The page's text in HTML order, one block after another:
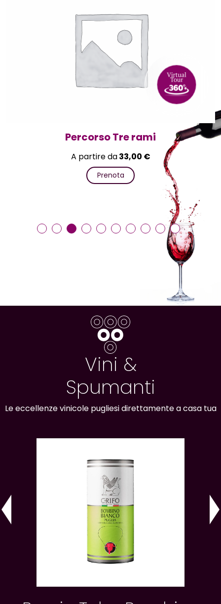
Percorso Tre rami
A partire da33,00 €
Prenota
Vini &
Spumanti
Le eccellenze vinicole pugliesi direttamente a casa tua